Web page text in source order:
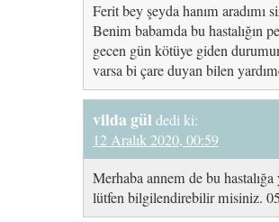
Ferit bey şeyda hanım aradımı
Benim babamda bu hastalığın
gecen gün kötüye giden
varsa bi çare duyan bilen
vilda gül dedi ki:
12 Aralık 2020, 00:59
Merhaba annem de bu
lütfen bilgilendirebilir misiniz.